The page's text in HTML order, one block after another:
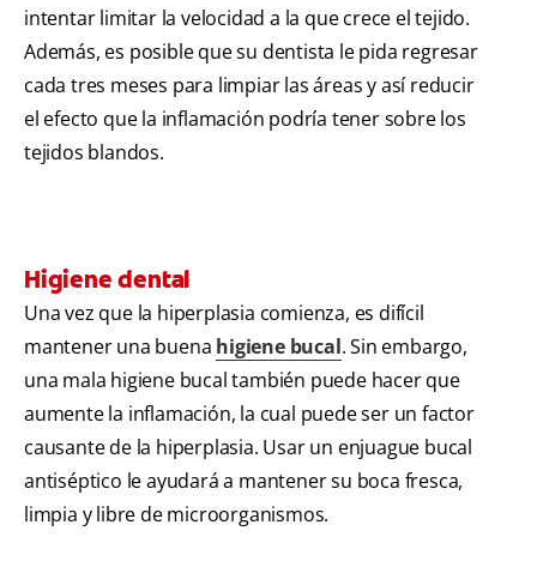
intentar limitar la velocidad a la que crece el tejido.
Además, es posible que su dentista le pida regresar
cada tres meses para limpiar las áreas y así reducir
el efecto que la inflamación podría tener sobre los
tejidos blandos.
Higiene dental
Una vez que la hiperplasia comienza, es difícil
mantener una buena higiene bucal. Sin embargo,
una mala higiene bucal también puede hacer que
aumente la inflamación, la cual puede ser un factor
causante de la hiperplasia. Usar un enjuague bucal
antiséptico le ayudará a mantener su boca fresca,
limpia y libre de microorganismos.